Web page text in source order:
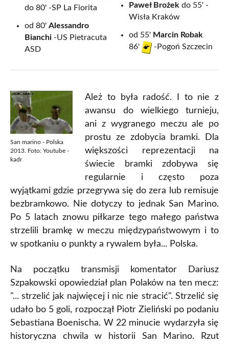
do 80' -SP La Fiorita
od 80' Alessandro
Bianchi -US Pietracuta
ASD
Paweł Brożek do 55' -
Wisła Kraków
od 55' Marcin Robak
86'
-Pogoń Szczecin
San marino - Polska
2013. Foto: Youtube -
kadr
Ależ to była radość. I to nie z
awansu do wielkiego turnieju,
ani z wygranego meczu ale po
prostu ze zdobycia bramki. Dla
większości reprezentacji na
świecie bramki zdobywa się
regularnie i często poza
wyjątkami gdzie przegrywa się do zera lub remisuje
bezbramkowo. Nie dotyczy to jednak San Marino.
Po 5 latach znowu piłkarze tego małego państwa
strzelili bramkę w meczu międzypaństwowym i to
w spotkaniu o punkty a rywalem była... Polska.
Na początku transmisji komentator Dariusz
Szpakowski opowiedział plan Polaków na ten mecz:
"... strzelić jak najwięcej i nic nie stracić". Strzelić się
udało bo 5 goli, rozpoczął Piotr Zieliński po podaniu
Sebastiana Boenischa. W 22 minucie wydarzyła się
historyczna chwila w historii San Marino. Rzut